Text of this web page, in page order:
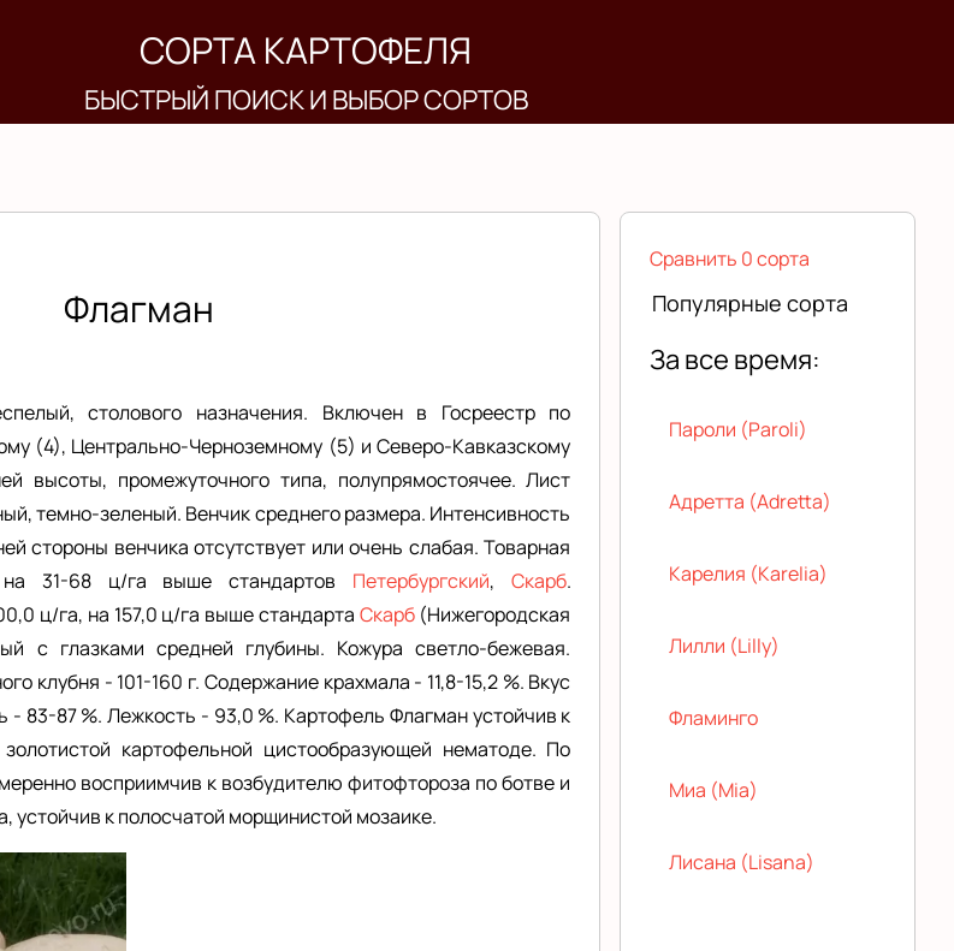
СОРТА КАРТОФЕЛЯ
БЫСТРЫЙ ПОИСК И ВЫБОР СОРТОВ
Флагман
столового назначения. Включен в Госреестр по
(4), Центрально-Черноземному (5) и Северо-Кавказскому
высоты, промежуточного типа, полупрямостоячее. Лист
темно-зеленый. Венчик среднего размера. Интенсивность
стороны венчика отсутствует или очень слабая. Товарная
31-68 ц/га выше стандартов Петербургский, Скарб.
ц/га, на 157,0 ц/га выше стандарта Скарб(Нижегородская
с глазками средней глубины. Кожура светло-бежевая.
клубня - 101-160 г. Содержание крахмала - 11,8-15,2 %. Вкус
- 83-87 %. Лежкость - 93,0 %. Картофель Флагман устойчив к
картофельной цистообразующей нематоде. По
восприимчив к возбудителю фитофтороза по ботве и
устойчив к полосчатой морщинистой мозаике.
Сравнить 0 сорта
Популярные сорта
За все время:
Пароли (Paroli)
Адретта (Adretta)
Карелия (Karelia)
Лилли (Lilly)
Фламинго
Миа (Mia)
Лисана (Lisana)